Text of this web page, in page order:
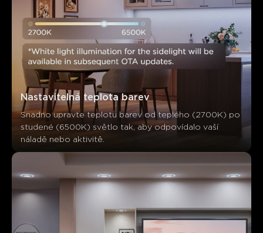
Nastavitelná teplota barev
Snadno upravte teplotu barev od teplého (2700K) po
studené (6500K) světlo tak, aby odpovídalo vaší
náladě nebo aktivitě.